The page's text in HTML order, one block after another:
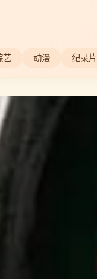
艺 动漫 纪录片